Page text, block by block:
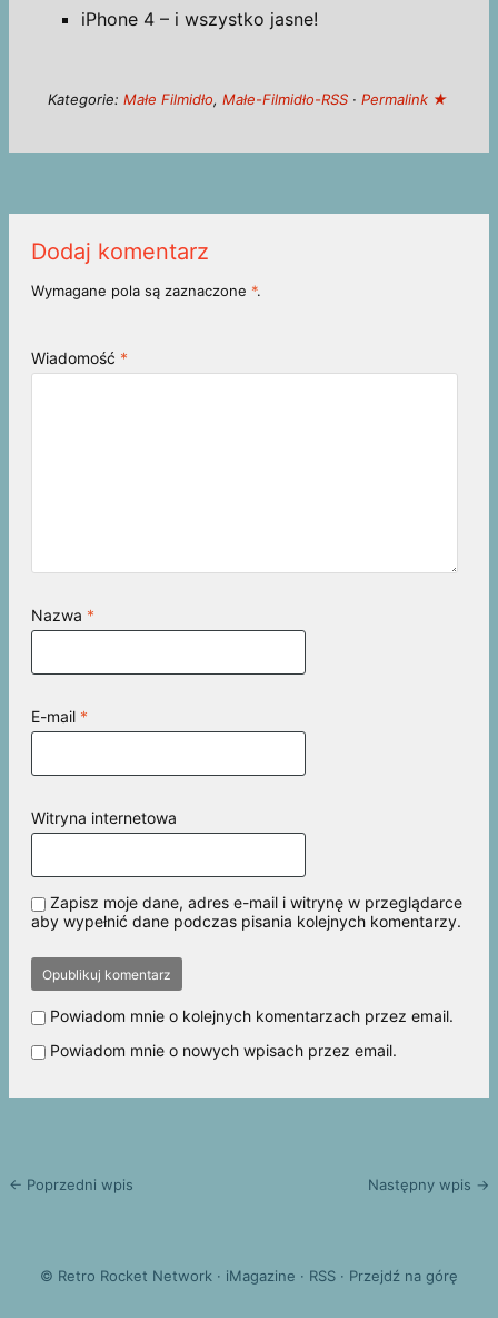
iPhone 4 – i wszystko jasne!
Kategorie: Małe Filmidło, Małe-Filmidło-RSS· Permalink ★
Dodaj komentarz
Wymagane pola są zaznaczone *.
Wiadomość *
Nazwa *
E-mail *
Witryna internetowa
Zapisz moje dane, adres e-mail i witrynę w przeglądarce
aby wypełnić dane podczas pisania kolejnych komentarzy.
Powiadom mnie o kolejnych komentarzach przez email.
Powiadom mnie o nowych wpisach przez email.
← Poprzedni wpis Następny wpis →
© Retro Rocket Network · iMagazine · RSS· Przejdź na górę